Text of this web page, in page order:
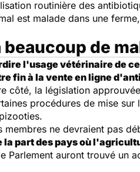
routinière des
est malade dans une
de
l'usage vétérinaire de
fin à la vente en ligne
côté, la législation
procédures de mise sur
membres ne devraient pas
part des pays où
Parlement auront trouvé un